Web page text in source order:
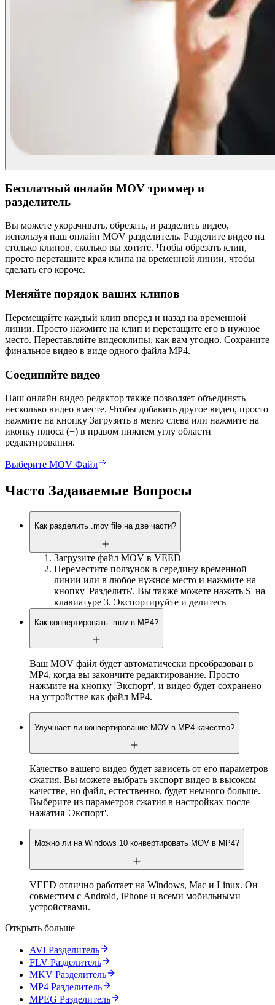
Бесплатный онлайн MOV триммер и
разделитель
Вы можете укорачивать, обрезать, и разделить видео,
используя наш онлайн MOV разделитель. Разделите видео на
столько клипов, сколько вы хотите. Чтобы обрезать клип,
просто перетащите края клипа на временной линии, чтобы
сделать его короче.
Меняйте порядок ваших клипов
Перемещайте каждый клип вперед и назад на временной
линии. Просто нажмите на клип и перетащите его в нужное
место. Переставляйте видеоклипы, как вам угодно. Сохраните
финальное видео в виде одного файла MP4.
Соединяйте видео
Наш онлайн видео редактор также позволяет объединять
несколько видео вместе. Чтобы добавить другое видео, просто
нажмите на кнопку Загрузить в меню слева или нажмите на
иконку плюса (+) в правом нижнем углу области
редактирования.
Выберите MOV Файл
Часто Задаваемые Вопросы
Как разделить .mov file на две части?
Загрузите файл MOV в VEED
Переместите ползунок в середину временной
линии или в любое нужное место и нажмите на
кнопку 'Разделить'. Вы также можете нажать S' на
клавиатуре З. Экспортируйте и делитесь
Как конвертировать .mov в MP4?
Ваш MOV файл будет автоматически преобразован в
MP4, когда вы закончите редактирование. Просто
нажмите на кнопку 'Экспорт', и видео будет сохранено
на устройстве как файл MP4.
Улучшает ли конвертирование MOV в MP4 качество?
Качество вашего видео будет зависеть от его параметров
сжатия. Вы можете выбрать экспорт видео в высоком
качестве, но файл, естественно, будет немного больше.
Выберите из параметров сжатия в настройках после
нажатия 'Экспорт'.
Можно ли на Windows 10 конвертировать MOV в MP4?
VEED отлично работает на Windows, Mac и Linux. Он
совместим с Android, iPhone и всеми мобильными
устройствами.
Открыть больше
AVI Разделитель
FLV Разделитель
MKV Разделитель
MP4 Разделитель
MPEG Разделитель